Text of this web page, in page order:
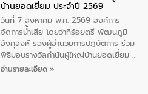
เป็นประธานในพิธี ณ เรือนจําชั่วคราวนาโสก
ตําบลนาโสก อําเภอเมืองมุกดาหาร จังหวัด
มุกดาหาร โดยในกิจกรรมได้ร่วมปลูกป่า และ
ทําความสะอาดภายในบริเวณ จัดกิจกรรม
เพื่อถวายเป็นพระราชกุศล สมเด็จพระนาง
เจ้าสิริกิติ์พระบรมราชินีนาถ พระบรมราช
บ้านยอดเยี่ยม ประจำปี 2569
วันที่ 7 สิงหาคม พ.ศ. 2569 องค์การ
จัดการน้ำเสีย โดยว่าที่ร้อยตรี พัฒนภูมิ
อังศุสิงห์ รองผู้อำนวยการปฏิบัติการ ร่วม
พิธีมอบรางวัลกำนันผู้ใหญ่บ้านยอดเยี่ยม ณ
ทำเนียบรัฐบาล โดยมีนายอนุทิน ชาญวีรกูล
อ่านรายละเอียด »